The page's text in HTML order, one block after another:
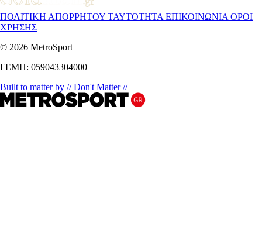
ΠΟΛΙΤΙΚΗ ΑΠΟΡΡΗΤΟΥ ΤΑΥΤΟΤΗΤΑ ΕΠΙΚΟΙΝΩΝΙΑ ΟΡΟΙ
ΧΡΗΣΗΣ
© 2026 MetroSport
ΓΕΜΗ: 059043304000
Built to matter by // Don't Matter //